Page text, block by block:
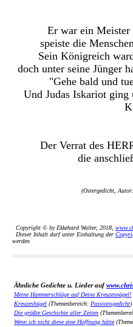
Er war ein
speiste die
Sein Königreich
doch unter seine Jünger
"Gehe bald und
Und Judas Iskariot
Der Verrat des
die
(Ostergedicht, Autor:
Copyright © by Ekkehard Walter, 2018,
Dieser Inhalt darf unter Einhaltung der
werden
Ähnliche Gedichte u. Lieder auf
Meine Hammerschläge auf Deine Kreuzesnägel!
Kreuzeshügel (Themenbereich: Passionsgedicht)
Die größte Geschichte aller Zeiten
Wenn ich nicht diese eine Hoffnung hätte